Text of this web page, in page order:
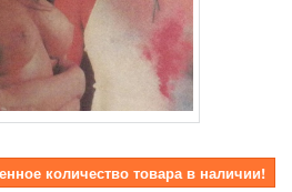
количество товара в наличии!